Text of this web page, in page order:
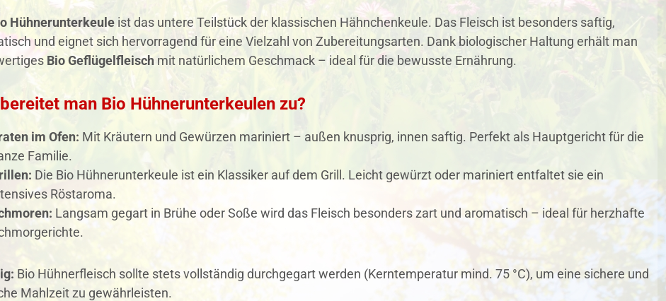
Hühnerunterkeule ist das untere Teilstück der klassischen Hähnchenkeule. Das Fleisch ist besonders saftig,
und eignet sich hervorragend für eine Vielzahl von Zubereitungsarten. Dank biologischer Haltung erhält man
Bio Geflügelfleisch mit natürlichem Geschmack – ideal für die bewusste Ernährung.
man Bio Hühnerunterkeulen zu?
im Ofen: Mit Kräutern und Gewürzen mariniert – außen knusprig, innen saftig. Perfekt als Hauptgericht für die
Familie.
Die Bio Hühnerunterkeule ist ein Klassiker auf dem Grill. Leicht gewürzt oder mariniert entfaltet sie ein
Röstaroma.
Langsam gegart in Brühe oder Soße wird das Fleisch besonders zart und aromatisch – ideal für herzhafte
Bio Hühnerfleisch sollte stets vollständig durchgegart werden (Kerntemperatur mind. 75 °C), um eine sichere und
Mahlzeit zu gewährleisten.